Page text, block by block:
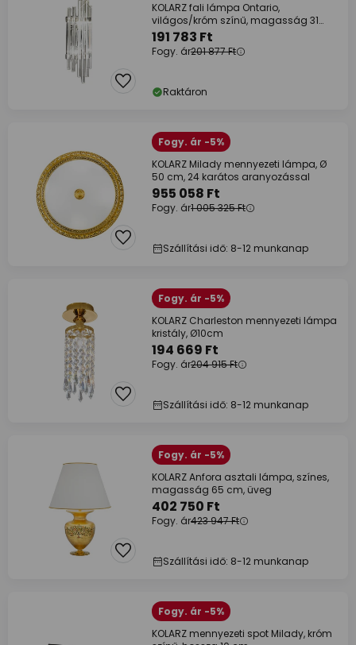
KOLARZ fali lámpa Ontario,
világos/króm színű, magasság 31
cm, üveg
191 783 Ft
Fogy. ár201 877 Ft
Raktáron
Fogy. ár -5%
KOLARZ Milady mennyezeti lámpa, Ø
50 cm, 24 karátos aranyozással
955 058 Ft
Fogy. ár1 005 325 Ft
Szállítási idő: 8-12 munkanap
Fogy. ár -5%
KOLARZ Charleston mennyezeti lámpa
kristály, Ø10cm
194 669 Ft
Fogy. ár204 915 Ft
Szállítási idő: 8-12 munkanap
Fogy. ár -5%
KOLARZ Anfora asztali lámpa, színes,
magasság 65 cm, üveg
402 750 Ft
Fogy. ár423 947 Ft
Szállítási idő: 8-12 munkanap
Fogy. ár -5%
KOLARZ mennyezeti spot Milady, króm